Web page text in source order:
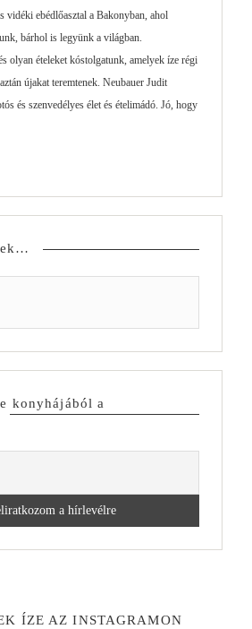
vidéki ebédlőasztal a Bakonyban, ahol
bárhol is legyünk a világban.
olyan ételeket kóstolgatunk, amelyek íze régi
újakat teremtenek. Neubauer Judit
és szenvedélyes élet és ételimádó. Jó, hogy
konyhájából a
ÍZE AZ INSTAGRAMON